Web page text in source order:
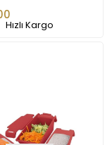
Hızlı Kargo